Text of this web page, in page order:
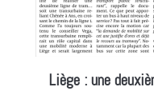
Liège : une